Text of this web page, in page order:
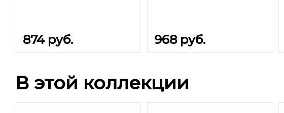
874 руб. 968 руб.
В этой коллекции